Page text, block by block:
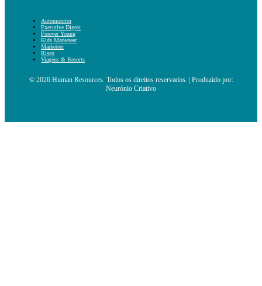
Automonitor
Executive Digest
Forever Young
Kids Marketeer
Marketeer
Risco
Viagens & Resorts
© 2026 Human Resources. Todos os direitos reservados. | Produzido por:
Neurónio Criativo